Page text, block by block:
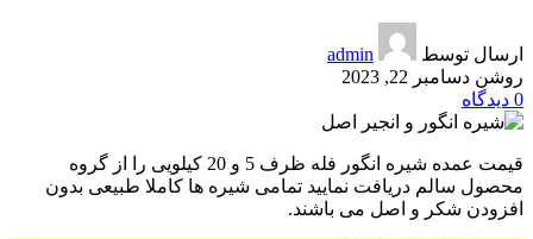
ارسال توسط
admin
روشن دسامبر 22, 2023
0 دیدگاه
قیمت عمده شیره انگور فله ظرف 5 و 20 کیلویی را از گروه
محصول سالم دریافت نمایید تمامی شیره ها کاملا طبیعی بدون
افزودن شکر و اصل می باشند.